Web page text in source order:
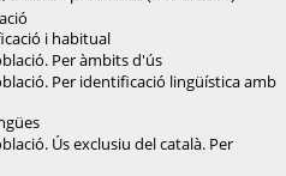
i habitual
Per àmbits d'ús
Per identificació lingüística amb
Ús exclusiu del català. Per